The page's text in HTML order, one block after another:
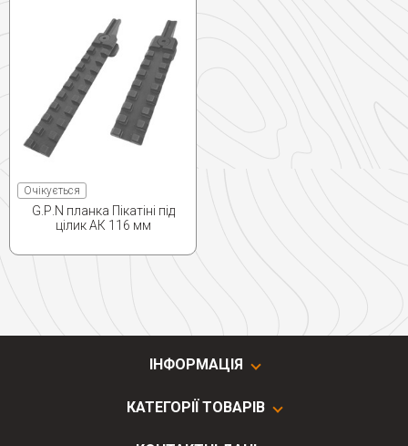
Очікується
G.Р.N планка Пікатіні під
цілик АК 116 мм
ІНФОРМАЦІЯ
КАТЕГОРІЇ ТОВАРІВ